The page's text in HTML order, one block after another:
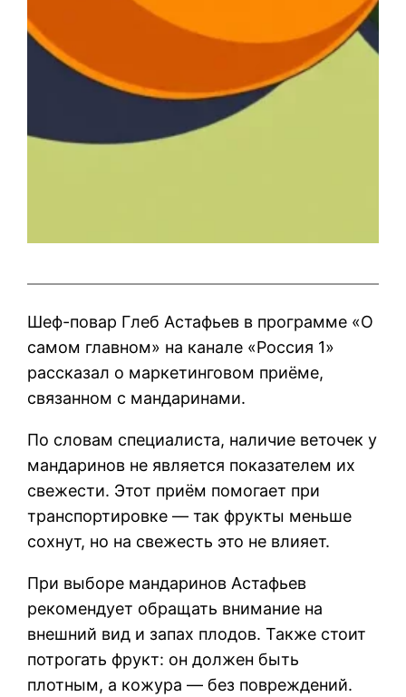
Шеф-повар Глеб Астафьев в программе «О
самом главном» на канале «Россия 1»
рассказал о маркетинговом приёме,
связанном с мандаринами.
По словам специалиста, наличие веточек у
мандаринов не является показателем их
свежести. Этот приём помогает при
транспортировке — так фрукты меньше
сохнут, но на свежесть это не влияет.
При выборе мандаринов Астафьев
рекомендует обращать внимание на
внешний вид и запах плодов. Также стоит
потрогать фрукт: он должен быть
плотным, а кожура — без повреждений.